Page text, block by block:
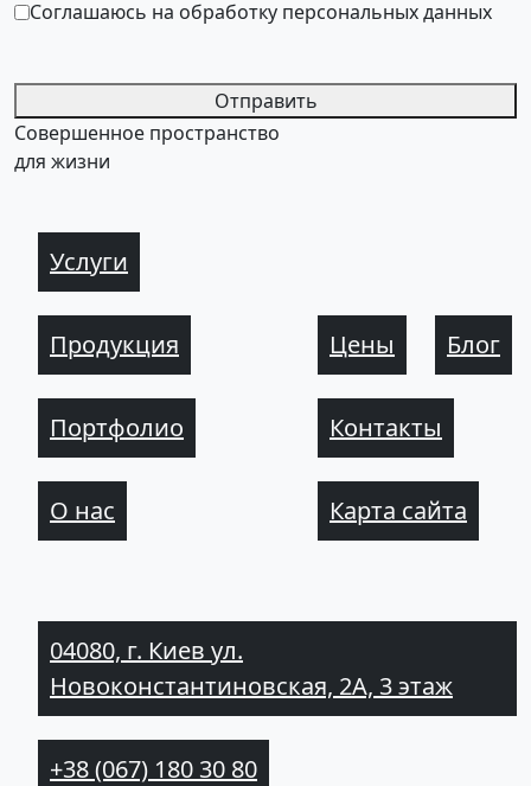
Соглашаюсь на обработку персональных данных
Отправить
Совершенное пространство
для жизни
Услуги
Продукция
Портфолио
О нас
Цены Блог
Контакты
Карта сайта
04080, г. Киев ул.
Новоконстантиновская, 2А, 3 этаж
+38 (067) 180 30 80